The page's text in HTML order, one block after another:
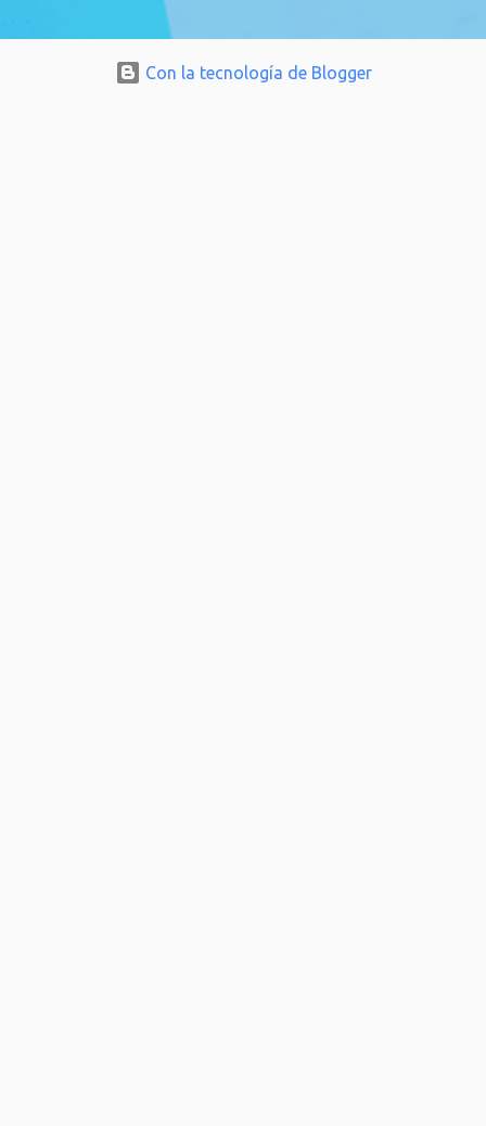
Con la tecnología de Blogger